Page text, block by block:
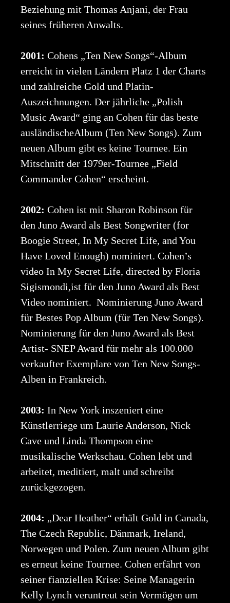
Beziehung mit Thomas Anjani, der Frau
seines früheren Anwalts.
2001: Cohens „Ten New Songs“-Album
erreicht in vielen Ländern Platz 1 der Charts
und zahlreiche Gold und Platin-
Auszeichnungen. Der jährliche „Polish
Music Award“ ging an Cohen für das beste
ausländischeAlbum (Ten New Songs). Zum
neuen Album gibt es keine Tournee. Ein
Mitschnitt der 1979er-Tournee „Field
Commander Cohen“ erscheint.
2002: Cohen ist mit Sharon Robinson für
den Juno Award als Best Songwriter (for
Boogie Street, In My Secret Life, and You
Have Loved Enough) nominiert. Cohen’s
video In My Secret Life, directed by Floria
Sigismondi,ist für den Juno Award als Best
Video nominiert. Nominierung Juno Award
für Bestes Pop Album (für Ten New Songs).
Nominierung für den Juno Award als Best
Artist- SNEP Award für mehr als 100.000
verkaufter Exemplare von Ten New Songs-
Alben in Frankreich.
2003: In New York inszeniert eine
Künstlerriege um Laurie Anderson, Nick
Cave und Linda Thompson eine
musikalische Werkschau. Cohen lebt und
arbeitet, meditiert, malt und schreibt
zurückgezogen.
2004: „Dear Heather“ erhält Gold in Canada,
The Czech Republic, Dänmark, Ireland,
Norwegen und Polen. Zum neuen Album gibt
es erneut keine Tournee. Cohen erfährt von
seiner fianziellen Krise: Seine Managerin
Kelly Lynch veruntreut sein Vermögen um